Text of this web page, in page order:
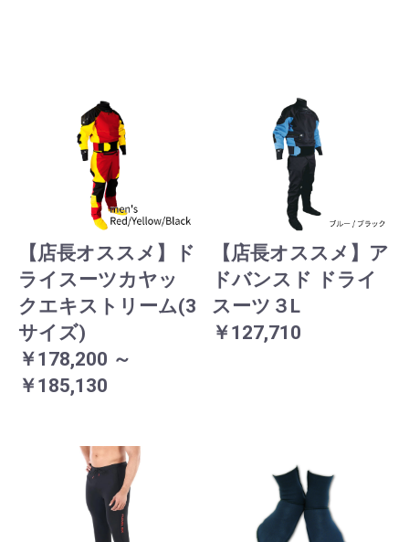
【店長オススメ】ド
ライスーツカヤッ
クエキストリーム(3
サイズ)
￥178,200 ～
￥185,130
【店長オススメ】ア
ドバンスド ドライ
スーツ３L
￥127,710